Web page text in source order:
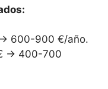
600-900 €/año.
→ 400-700